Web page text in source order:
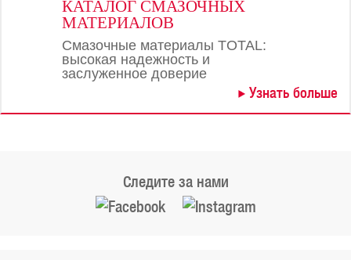
КАТАЛОГ СМАЗОЧНЫХ
МАТЕРИАЛОВ
Смазочные материалы TOTAL:
высокая надежность и
заслуженное доверие
Узнать больше
Следите за нами